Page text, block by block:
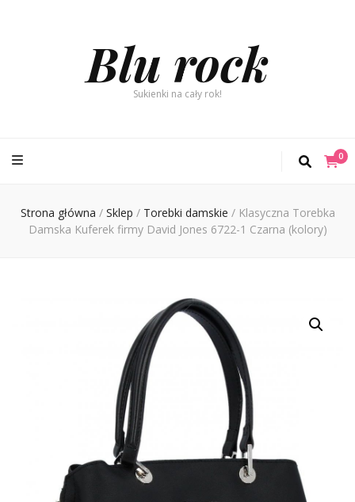
Blu rock
Sukienki na cały rok!
0
Strona główna / Sklep / Torebki damskie / Klasyczna Torebka
Damska Kuferek firmy David Jones 6722-1 Czarna (kolory)